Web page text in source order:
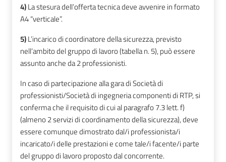
4)La stesura dell’offerta tecnica deve avvenire in formato
A4 “verticale”.
5)L’incarico di coordinatore della sicurezza, previsto
nell’ambito del gruppo di lavoro (tabella n. 5), può essere
assunto anche da 2 professionisti.
In caso di partecipazione alla gara di Società di
professionisti/Società di ingegneria componenti di RTP, si
conferma che il requisito di cui al paragrafo 7.3 lett. f)
(almeno 2 servizi di coordinamento della sicurezza), deve
essere comunque dimostrato dal/i professionista/i
incaricato/i delle prestazioni e come tale/i facente/i parte
del gruppo di lavoro proposto dal concorrente.